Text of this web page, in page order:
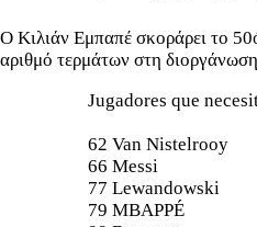
Ο Κιλιάν Εμπαπέ σκοράρει το
αριθμό τερμάτων στη
Jugadores que
62 Van Nistelrooy
66 Messi
77 Lewandowski
79 MBAPPÉ